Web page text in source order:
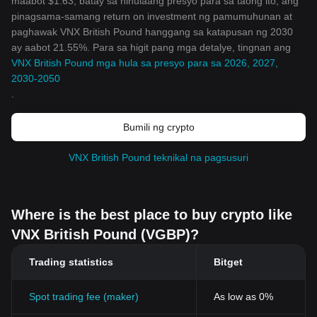
pinagsama-samang return on investment ng pamumuhunan at
paghawak VNX British Pound hanggang sa katapusan ng 2030
ay aabot 21.55%. Para sa higit pang mga detalye, tingnan ang
VNX British Pound mga hula sa presyo para sa 2026, 2027,
2030-2050
Bumili ng crypto
VNX British Pound teknikal na pagsusuri
Where is the best place to buy crypto like
VNX British Pound (VGBP)?
Trading statistics Bitget
Spot trading fee (maker) As low as 0%